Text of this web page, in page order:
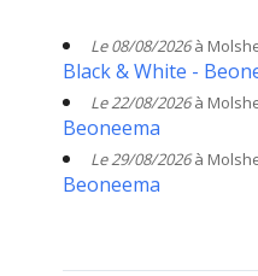
Le 08/08/2026à
Black & White -
Le 22/08/2026à
Beoneema
Le 29/08/2026à
Beoneema